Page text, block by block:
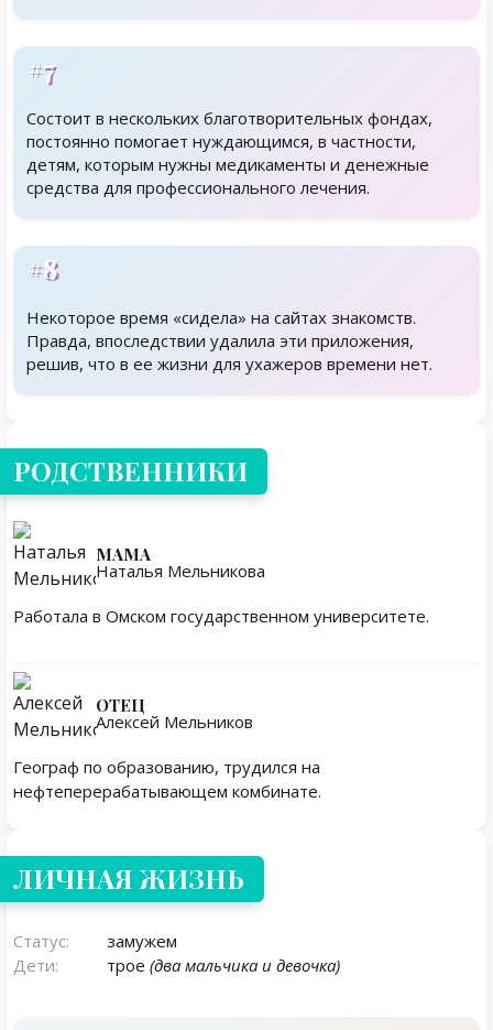
#7
Состоит в нескольких благотворительных фондах,
постоянно помогает нуждающимся, в частности,
детям, которым нужны медикаменты и денежные
средства для профессионального лечения.
#8
Некоторое время «сидела» на сайтах знакомств.
Правда, впоследствии удалила эти приложения,
решив, что в ее жизни для ухажеров времени нет.
Родственники
РОДСТВЕННИКИ
МАМА
Наталья Мельникова
Работала в Омском государственном университете.
ОТЕЦ
Алексей Мельников
Географ по образованию, трудился на
нефтеперерабатывающем комбинате.
Личная жизнь
ЛИЧНАЯ ЖИЗНЬ
Статус:
замужем
Дети:
трое (два мальчика и девочка)